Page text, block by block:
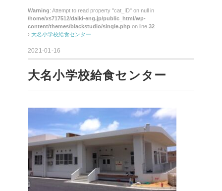
Warning: Attempt to read property "cat_ID" on null in
/home/xs717512/daiki-eng.jp/public_html/wp-
content/themes/blackstudio/single.php on line 32
› 大名小学校給食センター
2021-01-16
大名小学校給食センター